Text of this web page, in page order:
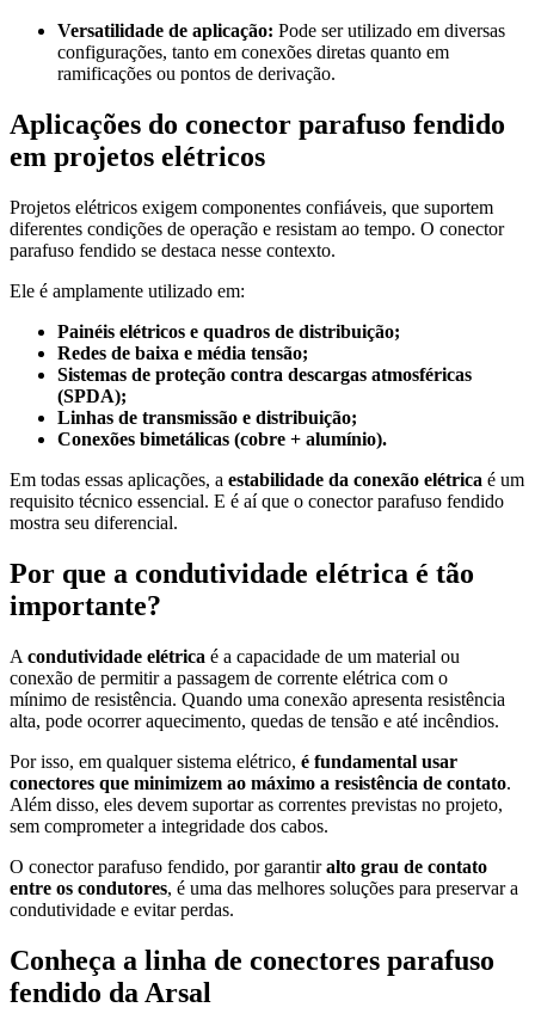
Versatilidade de aplicação: Pode ser utilizado em diversas
configurações, tanto em conexões diretas quanto em
ramificações ou pontos de derivação.
Aplicações do conector parafuso fendido
em projetos elétricos
Projetos elétricos exigem componentes confiáveis, que suportem
diferentes condições de operação e resistam ao tempo. O conector
parafuso fendido se destaca nesse contexto.
Ele é amplamente utilizado em:
Painéis elétricos e quadros de distribuição;
Redes de baixa e média tensão;
Sistemas de proteção contra descargas atmosféricas
(SPDA);
Linhas de transmissão e distribuição;
Conexões bimetálicas (cobre + alumínio).
Em todas essas aplicações, a estabilidade da conexão elétrica é um
requisito técnico essencial. E é aí que o conector parafuso fendido
mostra seu diferencial.
Por que a condutividade elétrica é tão
importante?
A condutividade elétrica é a capacidade de um material ou
conexão de permitir a passagem de corrente elétrica com o
mínimo de resistência. Quando uma conexão apresenta resistência
alta, pode ocorrer aquecimento, quedas de tensão e até incêndios.
Por isso, em qualquer sistema elétrico, é fundamental usar
conectores que minimizem ao máximo a resistência de contato.
Além disso, eles devem suportar as correntes previstas no projeto,
sem comprometer a integridade dos cabos.
O conector parafuso fendido, por garantiralto grau de contato
entre os condutores, é uma das melhores soluções para preservar a
condutividade e evitar perdas.
Conheça a linha de conectores parafuso
fendido da Arsal